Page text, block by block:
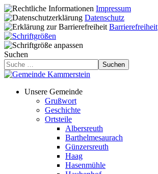
Impressum
Datenschutz
Barrierefreiheit
Suchen
Suchen
Unsere Gemeinde
Grußwort
Geschichte
Ortsteile
Albersreuth
Barthelmesaurach
Günzersreuth
Haag
Hasenmühle